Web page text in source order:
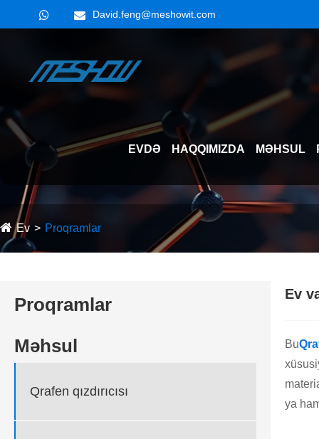
David.feng@meshowit.com
EVDƏ HAQQIMIZDA MƏHSUL
Ev Proqramlar
Proqramlar
Məhsul
Qrafen qızdırıcısı
Ev
Bu
ya